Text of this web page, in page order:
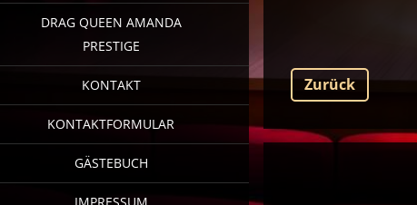
DRAG QUEEN AMANDA
PRESTIGE
KONTAKT
KONTAKTFORMULAR
GÄSTEBUCH
Zurück